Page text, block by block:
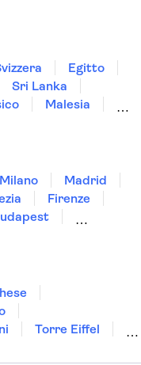
Egitto
Sri Lanka
Malesia
Milano
Madrid
Firenze
Torre Eiffel